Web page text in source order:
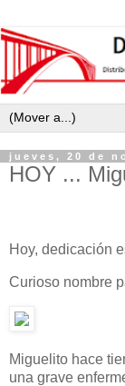
jueves, 20 de
HOY ...
Hoy, dedicación
Curioso nombre
Miguelito hace
una grave